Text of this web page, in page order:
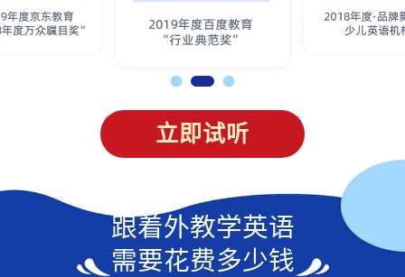
立即试听
跟着外教学英语
需要花费多少钱